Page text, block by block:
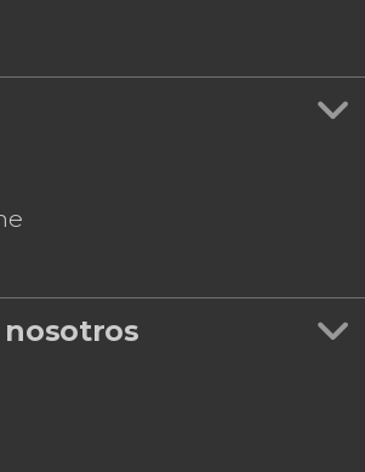
Cais do Fado
de fiesta por Oporto!
nosotros